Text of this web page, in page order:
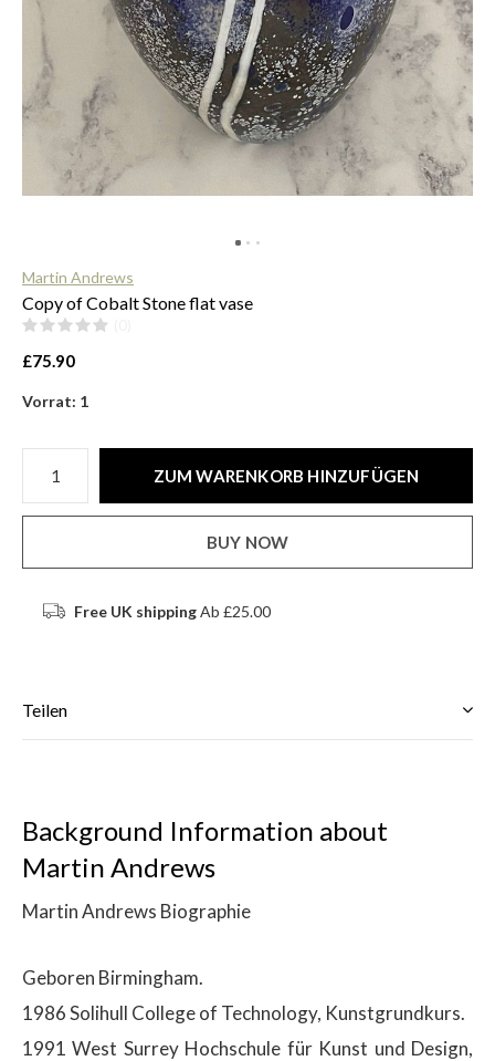
Martin Andrews
Copy of Cobalt Stone flat vase
£75.90
Vorrat: 1
ZUM WARENKORB HINZUFÜGEN
BUY NOW
Free UK shippingAb £25.00
Teilen
Background Information about
Martin Andrews
Martin Andrews Biographie
Geboren Birmingham.
1986 Solihull College of Technology, Kunstgrundkurs.
1991 West Surrey Hochschule für Kunst und Design,